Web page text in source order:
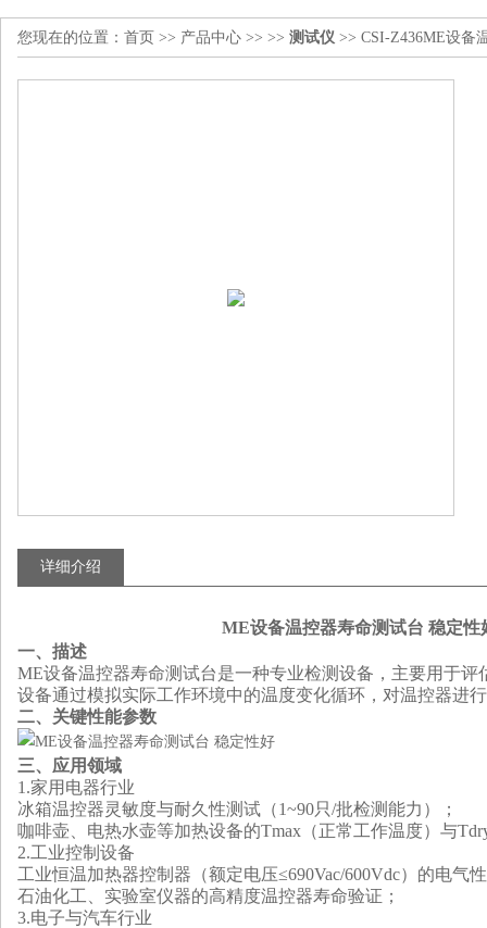
您现在的位置： 首页 >> 产品中心 >> >> 测试仪 >> CSI-Z436ME设备
详细介绍
ME设备温控器寿命测试台‌ 稳定性
一、 描述
ME设备温控器寿命测试台是一种专业检测设备，主要用于
设备通过模拟实际工作环境中的温度变化循环，对温控器进
二、关键性能参数
三、 应用领域
1.‌家用电器行业‌
冰箱温控器灵敏度与耐久性测试（1~90只/批检测能力）
；
咖啡壶、电热水壶等加热设备的Tmax（正常工作温度）与
2.‌工业控制设备‌
工业恒温加热器控制器（额定电压≤690Vac/600Vdc）的电气
石油化工、实验室仪器的高精度温控器寿命验证 ；
3.‌电子与汽车行业‌